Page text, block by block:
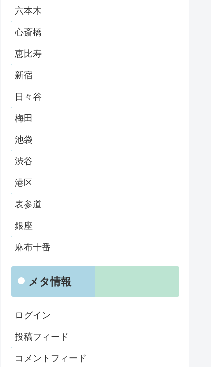
六本木
心斎橋
恵比寿
新宿
日々谷
梅田
池袋
渋谷
港区
表参道
銀座
麻布十番
メタ情報
ログイン
投稿フィード
コメントフィード